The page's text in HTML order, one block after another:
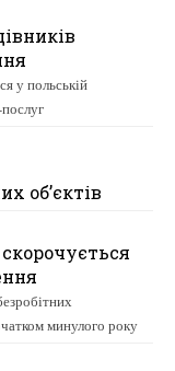
у польській
об’єктів
минулого року